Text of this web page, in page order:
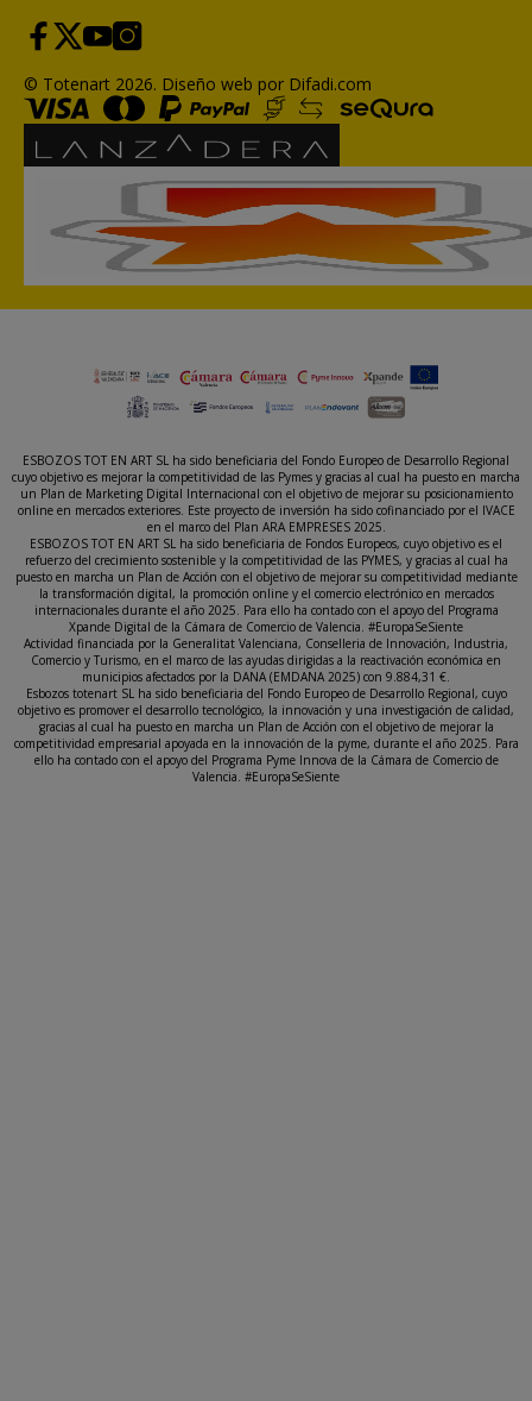
© Totenart 2026. Diseño web por Difadi.com
ESBOZOS TOT EN ART SL ha sido beneficiaria del Fondo Europeo de Desarrollo Regional
cuyo objetivo es mejorar la competitividad de las Pymes y gracias al cual ha puesto en marcha
un Plan de Marketing Digital Internacional con el objetivo de mejorar su posicionamiento
online en mercados exteriores. Este proyecto de inversión ha sido cofinanciado por el IVACE
en el marco del Plan ARA EMPRESES 2025.
ESBOZOS TOT EN ART SL ha sido beneficiaria de Fondos Europeos, cuyo objetivo es el
refuerzo del crecimiento sostenible y la competitividad de las PYMES, y gracias al cual ha
puesto en marcha un Plan de Acción con el objetivo de mejorar su competitividad mediante
la transformación digital, la promoción online y el comercio electrónico en mercados
internacionales durante el año 2025. Para ello ha contado con el apoyo del Programa
Xpande Digital de la Cámara de Comercio de Valencia. #EuropaSeSiente
Actividad financiada por la Generalitat Valenciana, Conselleria de Innovación, Industria,
Comercio y Turismo, en el marco de las ayudas dirigidas a la reactivación económica en
municipios afectados por la DANA (EMDANA 2025) con 9.884,31 €.
Esbozos totenart SL ha sido beneficiaria del Fondo Europeo de Desarrollo Regional, cuyo
objetivo es promover el desarrollo tecnológico, la innovación y una investigación de calidad,
gracias al cual ha puesto en marcha un Plan de Acción con el objetivo de mejorar la
competitividad empresarial apoyada en la innovación de la pyme, durante el año 2025. Para
ello ha contado con el apoyo del Programa Pyme Innova de la Cámara de Comercio de
Valencia. #EuropaSeSiente